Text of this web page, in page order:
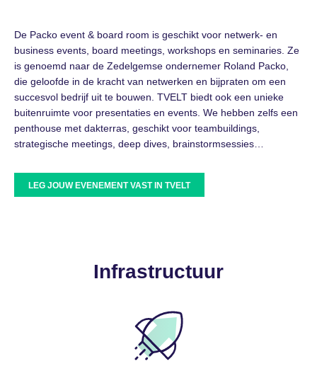
De Packo event & board room is geschikt voor netwerk- en
business events, board meetings, workshops en seminaries. Ze
is genoemd naar de Zedelgemse ondernemer Roland Packo,
die geloofde in de kracht van netwerken en bijpraten om een
succesvol bedrijf uit te bouwen. TVELT biedt ook een unieke
buitenruimte voor presentaties en events. We hebben zelfs een
penthouse met dakterras, geschikt voor teambuildings,
strategische meetings, deep dives, brainstormsessies…
LEG JOUW EVENEMENT VAST IN TVELT
Infrastructuur